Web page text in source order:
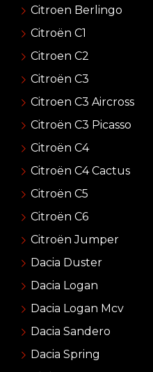
Citroen Berlingo
Citroën C1
Citroen C2
Citroën C3
Citroen C3 Aircross
Citroën C3 Picasso
Citroën C4
Citroën C4 Cactus
Citroën C5
Citroën C6
Citroën Jumper
Dacia Duster
Dacia Logan
Dacia Logan Mcv
Dacia Sandero
Dacia Spring